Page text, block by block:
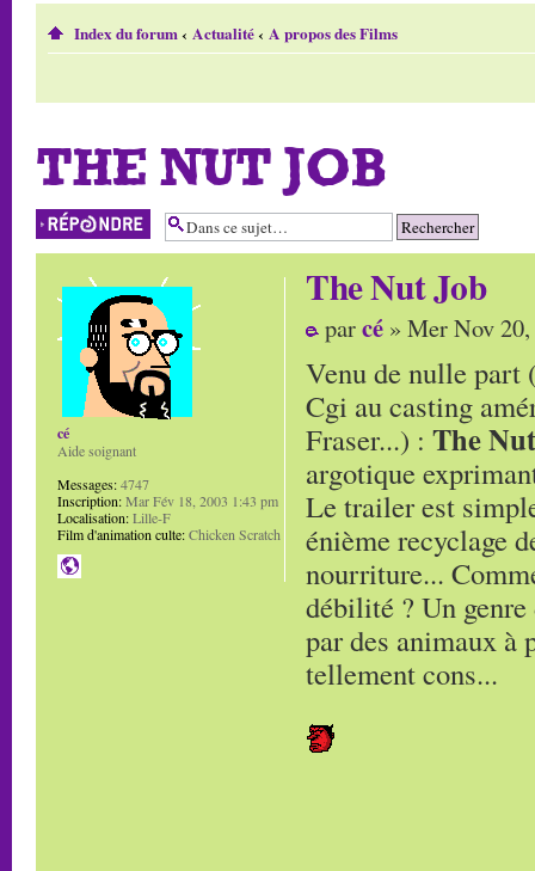
Index du forum‹ Actualité‹ A propos des Films
THE NUT JOB
Répondre
The Nut Job
parcé » Mer Nov
Venu de nulle part
Cgi au casting
Fraser...) : The
argotique
Le trailer est
énième recyclage
nourriture...
débilité ? Un
par des animaux à
tellement cons...
cé
Aide soignant
Messages:4747
Inscription:Mar Fév 18, 2003 1:43 pm
Localisation:Lille-F
Film d'animation culte:Chicken Scratch